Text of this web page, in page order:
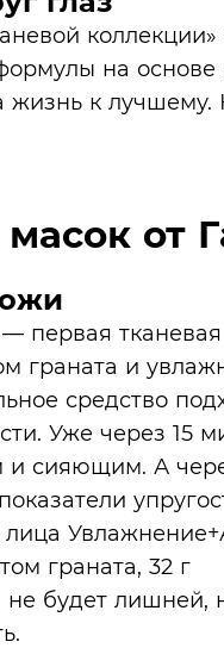
на основе
жизнь к
от
— первая
граната и
средство
Уже через 15
и сияющим. А
будет лишней,